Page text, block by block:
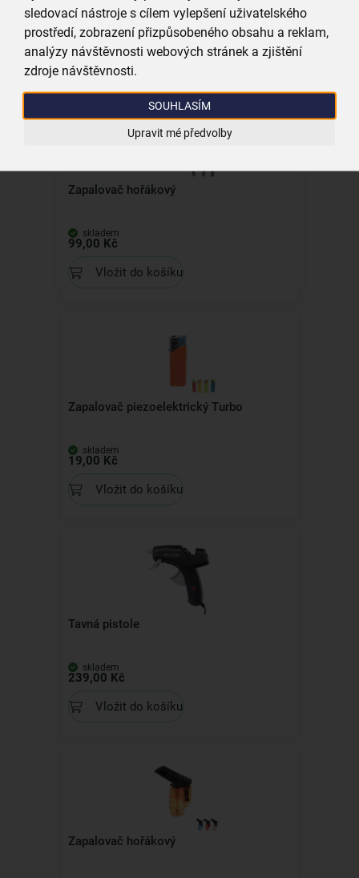
sledovací nástroje s cílem vylepšení uživatelského
prostředí, zobrazení přizpůsobeného obsahu a reklam,
analýzy návštěvnosti webových stránek a zjištění
zdroje návštěvnosti.
SOUHLASÍM
Upravit mé předvolby
skladem
79,00 Kč
Vložit do košíku
Zapalovač hořákový
skladem
99,00 Kč
Vložit do košíku
Zapalovač piezoelektrický Turbo
skladem
19,00 Kč
Vložit do košíku
Tavná pistole
skladem
239,00 Kč
Vložit do košíku
Zapalovač hořákový